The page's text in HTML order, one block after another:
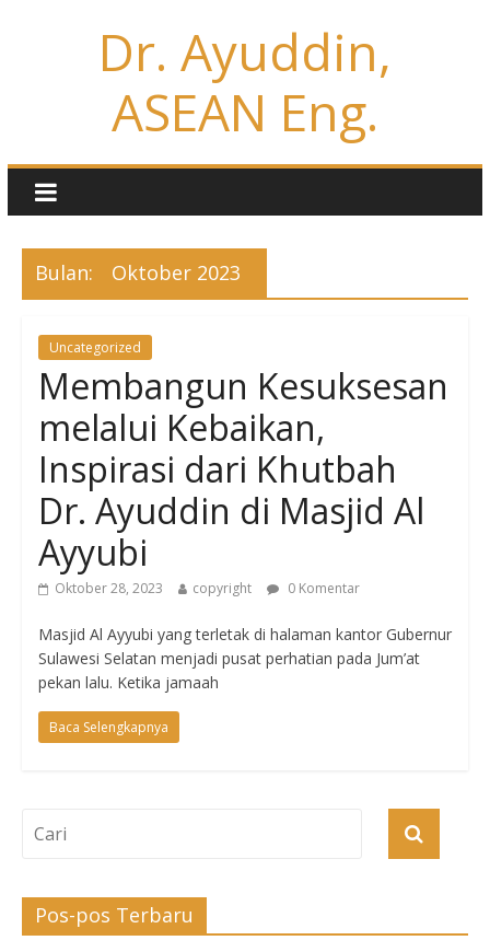
Dr. Ayuddin,
ASEAN Eng.
Bulan: Oktober 2023
Uncategorized
Membangun Kesuksesan
melalui Kebaikan,
Inspirasi dari Khutbah
Dr. Ayuddin di Masjid Al
Ayyubi
Oktober 28, 2023 copyright 0 Komentar
Masjid Al Ayyubi yang terletak di halaman kantor Gubernur
Sulawesi Selatan menjadi pusat perhatian pada Jum’at
pekan lalu. Ketika jamaah
Baca Selengkapnya
Pos-pos Terbaru